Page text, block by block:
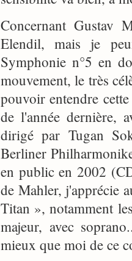
Concernant Gustav
Elendil, mais je
Symphonie n°5 en
mouvement, le très
pouvoir entendre
de l'année dernière,
dirigé par Tugan
Berliner
en public en 2002
de Mahler, j'apprécie
Titan », notamment
majeur, avec
mieux que moi de ce